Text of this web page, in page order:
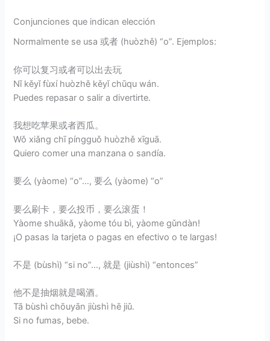
Conjunciones que indican elección
Normalmente se usa 或者 (huòzhě) “o”. Ejemplos:
你可以复习或者可以出去玩
Nǐ kěyǐ fùxí huòzhě kěyǐ chūqu wán.
Puedes repasar o salir a divertirte.
我想吃苹果或者西瓜。
Wǒ xiǎng chī píngguǒ huòzhě xīguā.
Quiero comer una manzana o sandía.
要么 (yàome) “o”…, 要么 (yàome) “o”
要么刷卡，要么投币，要么滚蛋！
Yàome shuākǎ, yàome tóu bì, yàome gǔndàn!
¡O pasas la tarjeta o pagas en efectivo o te largas!
不是 (bùshì) “si no”…, 就是 (jiùshì) “entonces”
他不是抽烟就是喝酒。
Tā bùshì chōuyān jiùshì hē jiǔ.
Si no fumas, bebe.